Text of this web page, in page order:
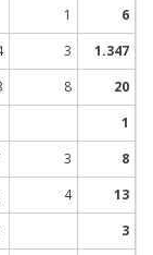
1 6
3 1.347
8 20
1
3 8
4 13
3